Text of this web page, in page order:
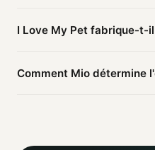
d'enregistrementdu code,
I Love My Pet fabrique-t-
produits de la marque
Comment Mio détermine